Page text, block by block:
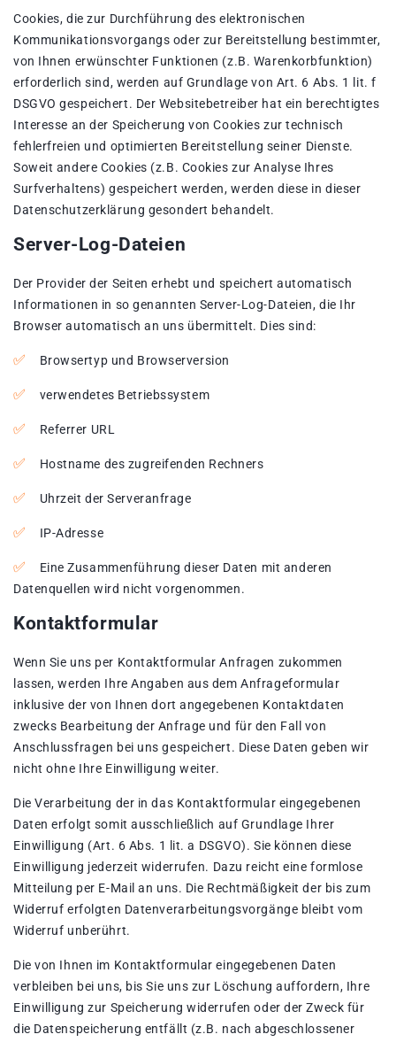
Cookies, die zur Durchführung des elektronischen
Kommunikationsvorgangs oder zur Bereitstellung bestimmter,
von Ihnen erwünschter Funktionen (z.B. Warenkorbfunktion)
erforderlich sind, werden auf Grundlage von Art. 6 Abs. 1 lit. f
DSGVO gespeichert. Der Websitebetreiber hat ein berechtigtes
Interesse an der Speicherung von Cookies zur technisch
fehlerfreien und optimierten Bereitstellung seiner Dienste.
Soweit andere Cookies (z.B. Cookies zur Analyse Ihres
Surfverhaltens) gespeichert werden, werden diese in dieser
Datenschutzerklärung gesondert behandelt.
Server-Log-Dateien
Der Provider der Seiten erhebt und speichert automatisch
Informationen in so genannten Server-Log-Dateien, die Ihr
Browser automatisch an uns übermittelt. Dies sind:
Browsertyp und Browserversion
verwendetes Betriebssystem
Referrer URL
Hostname des zugreifenden Rechners
Uhrzeit der Serveranfrage
IP-Adresse
Eine Zusammenführung dieser Daten mit anderen
Datenquellen wird nicht vorgenommen.
Kontaktformular
Wenn Sie uns per Kontaktformular Anfragen zukommen
lassen, werden Ihre Angaben aus dem Anfrageformular
inklusive der von Ihnen dort angegebenen Kontaktdaten
zwecks Bearbeitung der Anfrage und für den Fall von
Anschlussfragen bei uns gespeichert. Diese Daten geben wir
nicht ohne Ihre Einwilligung weiter.
Die Verarbeitung der in das Kontaktformular eingegebenen
Daten erfolgt somit ausschließlich auf Grundlage Ihrer
Einwilligung (Art. 6 Abs. 1 lit. a DSGVO). Sie können diese
Einwilligung jederzeit widerrufen. Dazu reicht eine formlose
Mitteilung per E-Mail an uns. Die Rechtmäßigkeit der bis zum
Widerruf erfolgten Datenverarbeitungsvorgänge bleibt vom
Widerruf unberührt.
Die von Ihnen im Kontaktformular eingegebenen Daten
verbleiben bei uns, bis Sie uns zur Löschung auffordern, Ihre
Einwilligung zur Speicherung widerrufen oder der Zweck für
die Datenspeicherung entfällt (z.B. nach abgeschlossener